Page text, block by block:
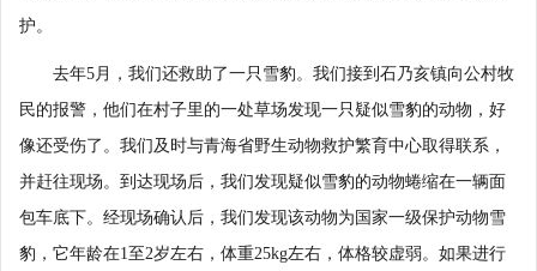
护。
去年5月，我们还救助了一只雪豹。我们接到石乃亥镇向公村牧
民的报警，他们在村子里的一处草场发现一只疑似雪豹的动物，好
像还受伤了。我们及时与青海省野生动物救护繁育中心取得联系，
并赶往现场。到达现场后，我们发现疑似雪豹的动物蜷缩在一辆面
包车底下。经现场确认后，我们发现该动物为国家一级保护动物雪
豹，它年龄在1至2岁左右，体重25kg左右，体格较虚弱。如果进行